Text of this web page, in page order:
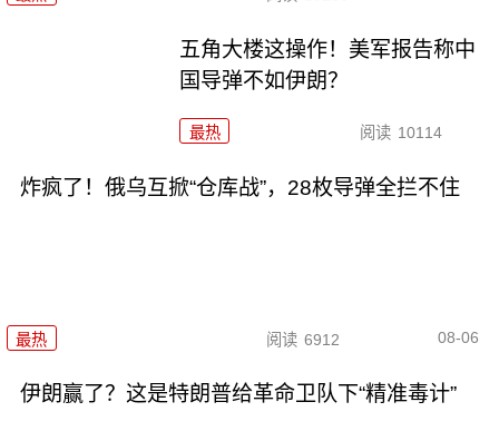
五角大楼这操作！美军报告称中
国导弹不如伊朗？
最热 阅读 10114
炸疯了！俄乌互掀“仓库战”，28枚导弹全拦不住
最热 阅读 6912 08-06
伊朗赢了？这是特朗普给革命卫队下“精准毒计”